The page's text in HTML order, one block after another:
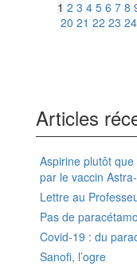
1 2 3 4 5 6 7 8
20 21 22 23 24
Articles
Aspirine plutôt
par le vaccin
Lettre au
Pas de
Covid-19 : du
Sanofi, l’ogre